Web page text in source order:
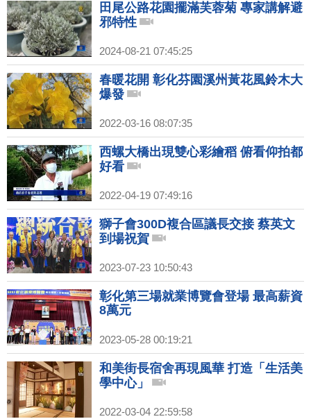
田尾公路花園擺滿芙蓉菊 專家講解避
邪特性
2024-08-21 07:45:25
春暖花開 彰化芬園溪州黃花風鈴木大
爆發
2022-03-16 08:07:35
西螺大橋出現雙心彩繪稻 俯看仰拍都
好看
2022-04-19 07:49:16
獅子會300D複合區議長交接 蔡英文
到場祝賀
2023-07-23 10:50:43
彰化第三場就業博覽會登場 最高薪資
8萬元
2023-05-28 00:19:21
和美街長宿舍再現風華 打造「生活美
學中心」
2022-03-04 22:59:58